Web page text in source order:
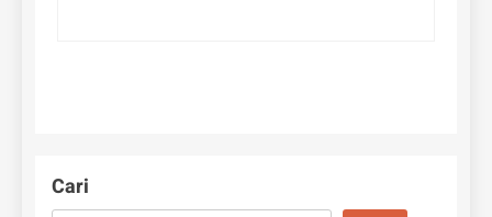
Cari